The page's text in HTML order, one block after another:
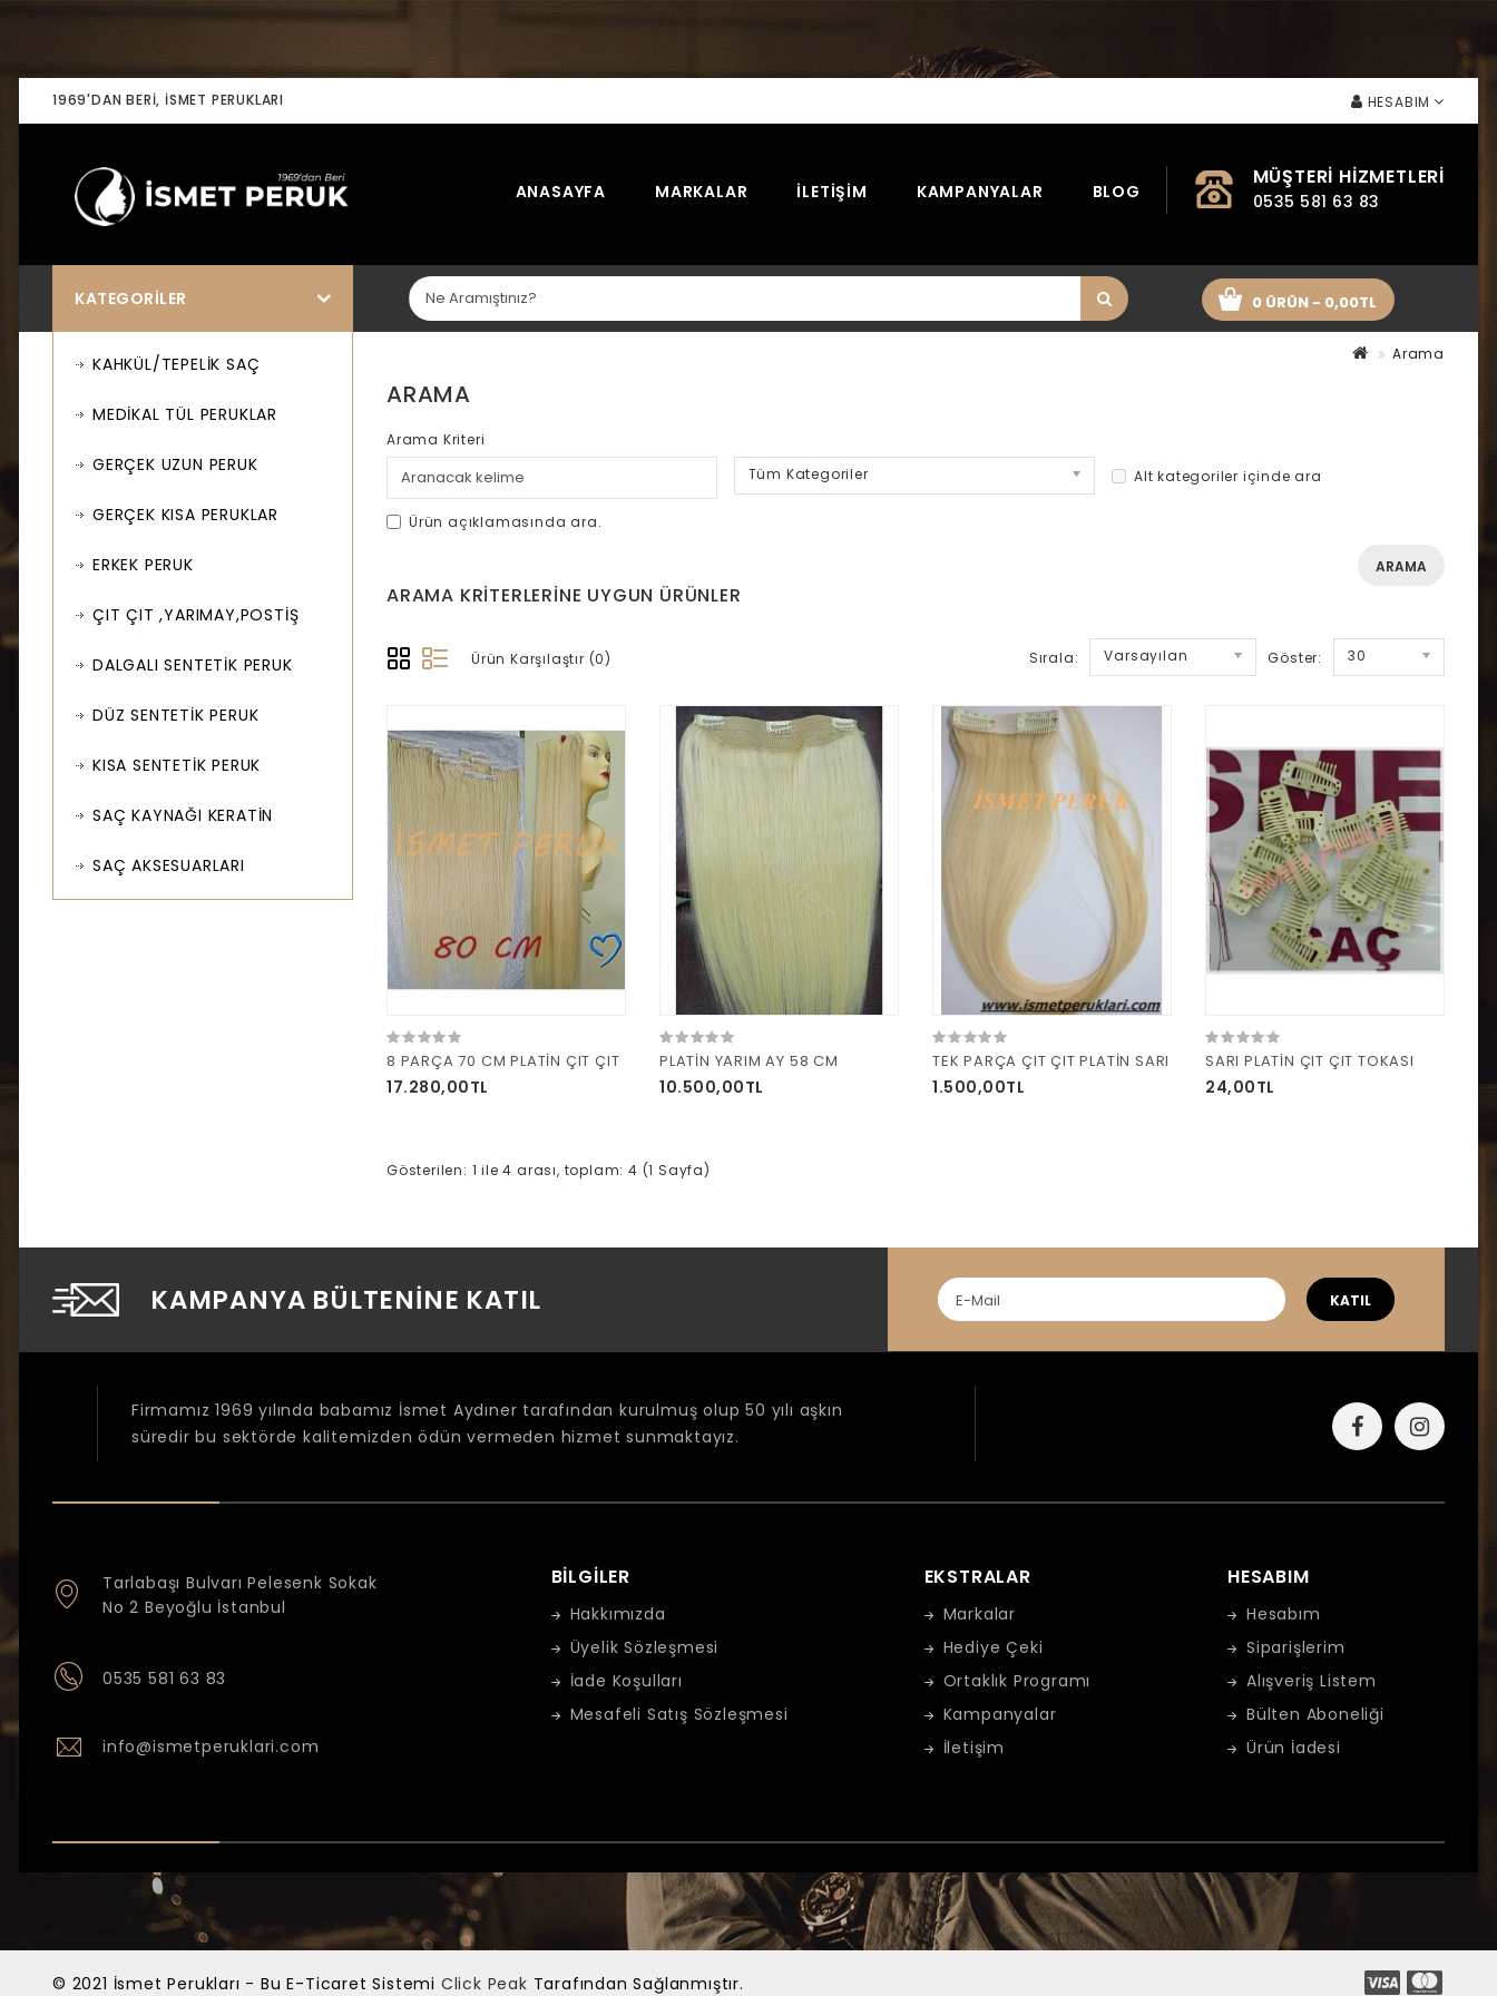
1969'DAN BERI, İSMET PERUKLARI HESABIM
MÜŞTERI HIZMETLERI
0535 581 63 83
ANASAYFA MARKALAR İLETIŞIM KAMPANYALAR BLOG
KATEGORILER 0 ÜRÜN - 0,00TL
KAHKÜL/TEPELİK SAÇ
MEDİKAL TÜL PERUKLAR
GERÇEK UZUN PERUK
GERÇEK KISA PERUKLAR
ERKEK PERUK
ÇIT ÇIT ,YARIMAY,POSTİŞ
DALGALI SENTETİK PERUK
DÜZ SENTETİK PERUK
KISA SENTETİK PERUK
SAÇ KAYNAĞI KERATİN
SAÇ AKSESUARLARI
Arama
ARAMA
Arama Kriteri
Tüm Kategoriler
Alt kategoriler içinde ara
Ürün açıklamasında ara.
ARAMA KRITERLERINE UYGUN ÜRÜNLER
Ürün Karşılaştır (0) Sırala: Varsayılan Göster: 30
8 PARÇA 70 CM PLATİN ÇIT ÇIT
17.280,00TL
PLATİN YARIM AY 58 CM
10.500,00TL
TEK PARÇA ÇIT ÇIT PLATİN SARI
1.500,00TL
SARI PLATİN ÇIT ÇIT TOKASI
24,00TL
Gösterilen: 1 ile 4 arası, toplam: 4 (1 Sayfa)
KAMPANYA BÜLTENINE KATIL KATIL
Firmamız 1969 yılında babamız İsmet Aydıner tarafından kurulmuş olup 50 yılı aşkın
süredir bu sektörde kalitemizden ödün vermeden hizmet sunmaktayız.
Tarlabaşı Bulvarı Pelesenk Sokak
No 2 Beyoğlu İstanbul
0535 581 63 83
info@ismetperuklari.com
BILGILER
Hakkımızda
Üyelik Sözleşmesi
İade Koşulları
Mesafeli Satış Sözleşmesi
EKSTRALAR
Markalar
Hediye Çeki
Ortaklık Programı
Kampanyalar
İletişim
HESABIM
Hesabım
Siparişlerim
Alışveriş Listem
Bülten Aboneliği
Ürün İadesi
© 2021 İsmet Perukları - Bu E-Ticaret Sistemi Click Peak Tarafından Sağlanmıştır.